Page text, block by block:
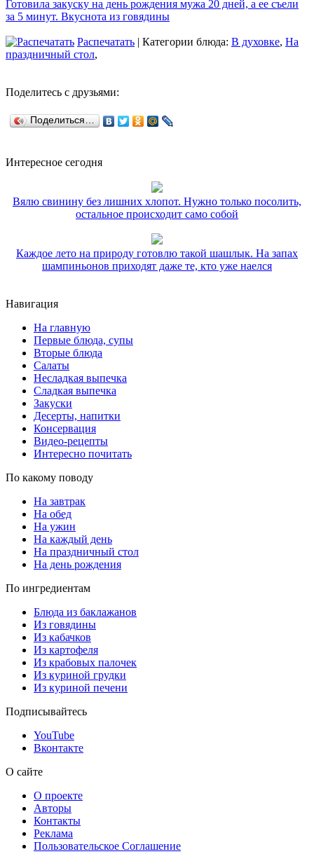
Готовила закуску на день рождения мужа 20 дней, а ее съели
за 5 минут. Вкуснота из говядины
Распечатать | Категории блюда: В духовке, На
праздничный стол,
Поделитесь с друзьями:
Поделиться…
Интересное сегодня
Вялю свинину без лишних хлопот. Нужно только посолить,
остальное происходит само собой
Каждое лето на природу готовлю такой шашлык. На запах
шампиньонов приходят даже те, кто уже наелся
Навигация
На главную
Первые блюда, супы
Вторые блюда
Салаты
Несладкая выпечка
Сладкая выпечка
Закуски
Десерты, напитки
Консервация
Видео-рецепты
Интересно почитать
По какому поводу
На завтрак
На обед
На ужин
На каждый день
На праздничный стол
На день рождения
По ингредиентам
Блюда из баклажанов
Из говядины
Из кабачков
Из картофеля
Из крабовых палочек
Из куриной грудки
Из куриной печени
Подписывайтесь
YouTube
Вконтакте
О сайте
О проекте
Авторы
Контакты
Реклама
Пользовательское Соглашение